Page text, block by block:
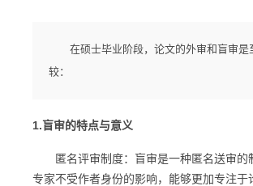
在硕士毕业阶段，论文的外审和盲审
较：
1.盲审的特点与意义
匿名评审制度：盲审是一种匿名送审的
专家不受作者身份的影响，能够更加专注于